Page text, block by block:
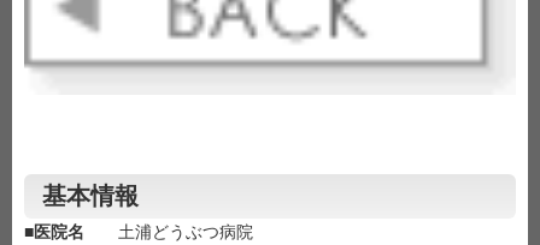
基本情報
■医院名 土浦どうぶつ病院